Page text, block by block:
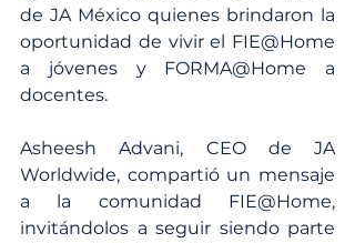
de JA México quienes brindaron la
oportunidad de vivir el FIE@Home
a jóvenes y FORMA@Home a
docentes.
Asheesh Advani, CEO de JA
Worldwide, compartió un mensaje
a la comunidad FIE@Home,
invitándolos a seguir siendo parte